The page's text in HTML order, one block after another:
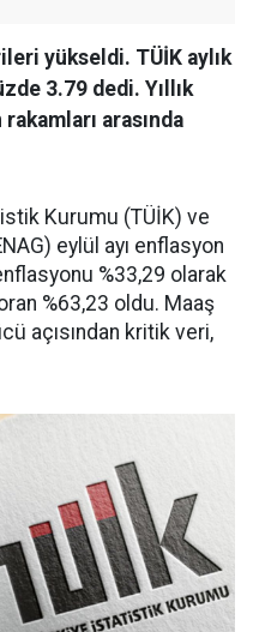
yükseldi. TÜİK aylık
3.79 dedi. Yıllık
arasında
Kurumu (TÜİK) ve
eylül ayı enflasyon
%33,29 olarak
%63,23 oldu. Maaş
açısından kritik veri,